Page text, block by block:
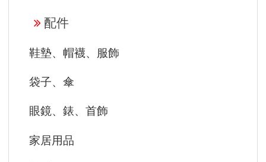
配件
鞋墊、帽襪、服飾
袋子、傘
眼鏡、錶、首飾
家居用品